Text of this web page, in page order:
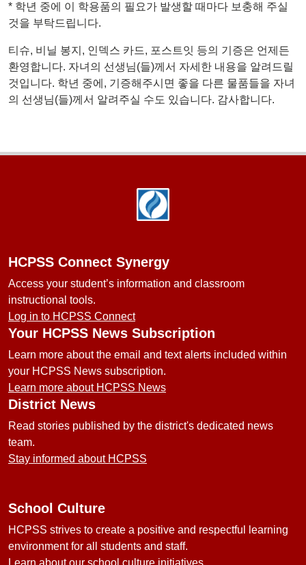
* 학년 중에 이 학용품의 필요가 발생할 때마다 보충해 주실
것을 부탁드립니다.
티슈, 비닐 봉지, 인덱스 카드, 포스트잇 등의 기증은 언제든
환영합니다. 자녀의 선생님(들)께서 자세한 내용을 알려드릴
것입니다. 학년 중에, 기증해주시면 좋을 다른 물품들을 자녀
의 선생님(들)께서 알려주실 수도 있습니다. 감사합니다.
HCPSS Connect Synergy
Access your student’s information and classroom
instructional tools.
Log in to HCPSS Connect
Your HCPSS News Subscription
Learn more about the email and text alerts included within
your HCPSS News subscription.
Learn more about HCPSS News
District News
Read stories published by the district's dedicated news
team.
Stay informed about HCPSS
School Culture
HCPSS strives to create a positive and respectful learning
environment for all students and staff.
Learn about our school culture initiatives